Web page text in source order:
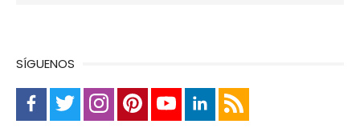
SÍGUENOS